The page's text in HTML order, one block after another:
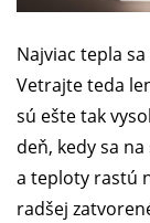
Najviac tepla
Vetrajte teda
sú ešte tak
deň, kedy sa
a teploty rastú
radšej